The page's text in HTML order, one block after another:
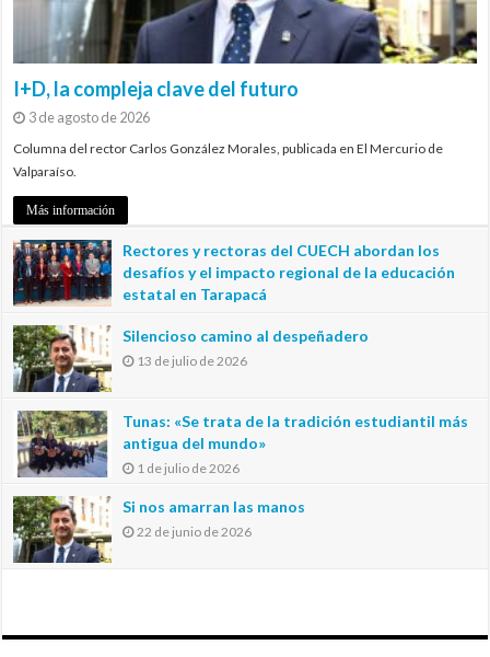
I+D, la compleja clave del futuro
3 de agosto de 2026
Columna del rector Carlos González Morales, publicada en El Mercurio de
Valparaíso.
Más información
Rectores y rectoras del CUECH abordan los
desafíos y el impacto regional de la educación
estatal en Tarapacá
Silencioso camino al despeñadero
13 de julio de 2026
Tunas: «Se trata de la tradición estudiantil más
antigua del mundo»
1 de julio de 2026
Si nos amarran las manos
22 de junio de 2026